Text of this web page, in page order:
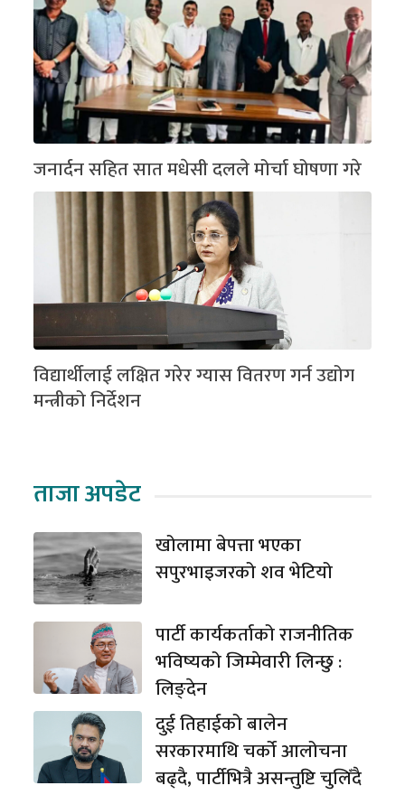
जनार्दन सहित सात मधेसी दलले मोर्चा घोषणा गरे
विद्यार्थीलाई लक्षित गरेर ग्यास वितरण गर्न उद्योग
मन्त्रीको निर्देशन
ताजा अपडेट
खोलामा बेपत्ता भएका
सपुरभाइजरको शव भेटियो
पार्टी कार्यकर्ताको राजनीतिक
भविष्यको जिम्मेवारी लिन्छु :
लिङ्देन
दुई तिहाईको बालेन
सरकारमाथि चर्को आलोचना
बढ्दै, पार्टीभित्रै असन्तुष्टि चुलिँदै